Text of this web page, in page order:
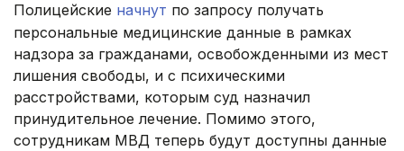
Полицейские начнут по запросу получать
персональные медицинские данные в рамках
надзора за гражданами, освобожденными из мест
лишения свободы, и с психическими
расстройствами, которым суд назначил
принудительное лечение. Помимо этого,
сотрудникам МВД теперь будут доступны данные